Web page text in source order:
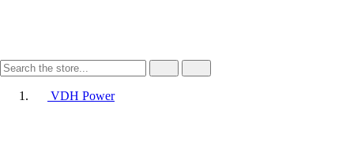
VDH Power